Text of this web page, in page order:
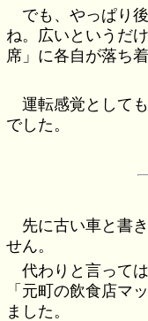
でも、やっぱり
ね。広いというだ
席」に各自が落ち着
運転感覚として
でした。
先に古い車と書
せん。
代わりと言って
「元町の飲食店マ
ました。